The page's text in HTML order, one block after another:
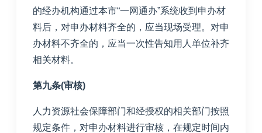
的经办机构通过本市“一网通办”系统收到申办材
料后，对申办材料齐全的，应当现场受理。对申
办材料不齐全的，应当一次性告知用人单位补齐
相关材料。
第九条(审核)
人力资源社会保障部门和经授权的相关部门按照
规定条件，对申办材料进行审核，在规定时间内